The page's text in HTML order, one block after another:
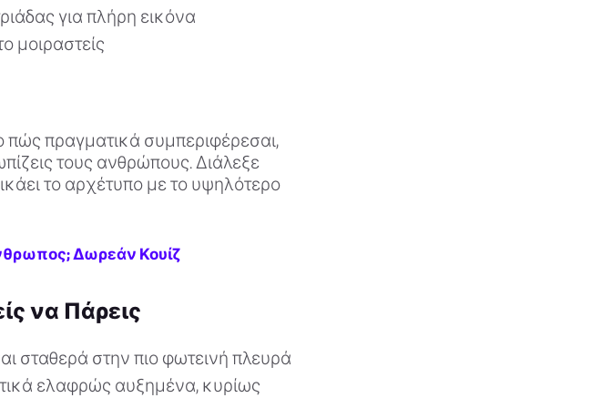
για πλήρη εικόνα
μοιραστείς
πώς πραγματικά συμπεριφέρεσαι,
τους ανθρώπους. Διάλεξε
το αρχέτυπο με το υψηλότερο
Δωρεάν Κουίζ
να Πάρεις
σταθερά στην πιο φωτεινή πλευρά
ελαφρώς αυξημένα, κυρίως